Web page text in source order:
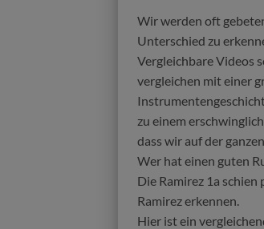
Wir werden oft
Unterschied zu
Vergleichbare Videos
vergleichen mit einer
zu einem
dass wir auf der
Wer hat einen guten
Die Ramirez 1a
Ramirez erkennen.
Hier ist ein